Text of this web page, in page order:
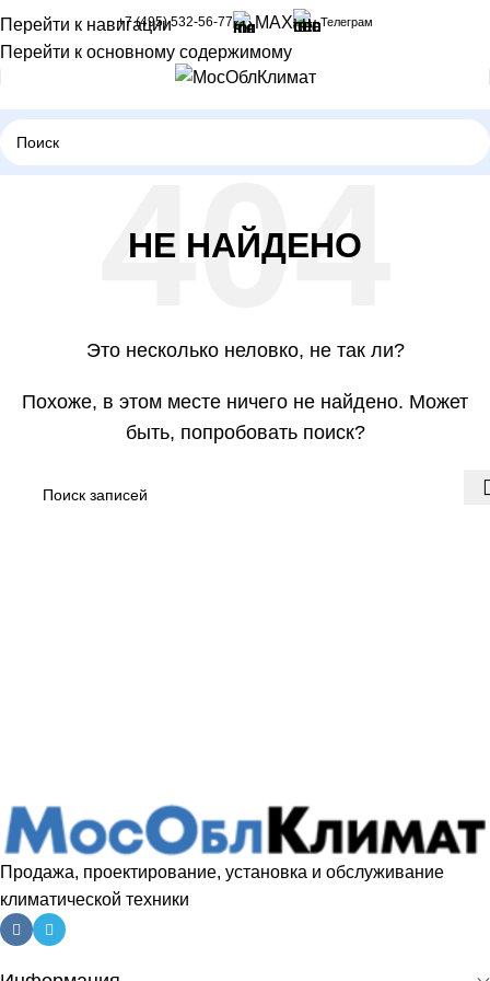
Перейти к навигации
Перейти к основному содержимому
+7 (495) 532-56-77 MAX Телеграм
НЕ НАЙДЕНО
Это несколько неловко, не так ли?
Похоже, в этом месте ничего не найдено. Может
быть, попробовать поиск?
Продажа, проектирование, установка и обслуживание
климатической техники